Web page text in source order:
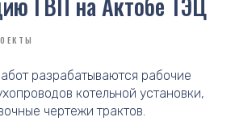
разрабатываются рабочие
котельной установки,
чертежи трактов.